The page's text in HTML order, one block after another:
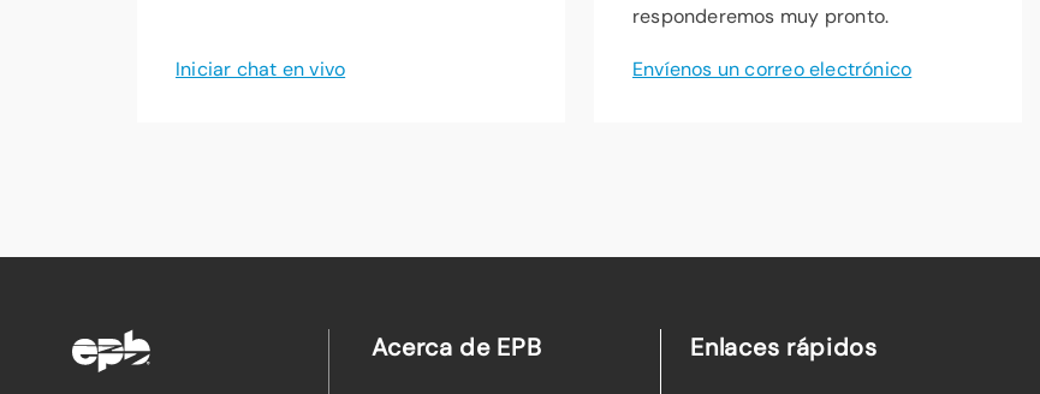
Iniciar chat en vivo
responderemos muy pronto.
Envíenos un correo electrónico
Acerca de EPB Enlaces rápidos